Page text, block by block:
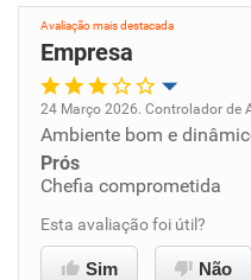
Avaliação mais destacada
Empresa
Oportunidade de
Ambiente de trabalho
Conciliação com a vida
24 Março 2026. Controlador de
Ambiente bom e
Prós
Chefia comprometida
Esta avaliação foi útil?
Sim Não